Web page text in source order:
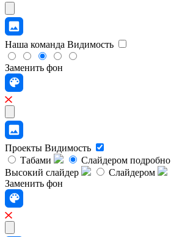
Наша команда Видимость
Заменить фон
Проекты Видимость
Табами
Слайдером подробно
Высокий слайдер
Слайдером
Заменить фон